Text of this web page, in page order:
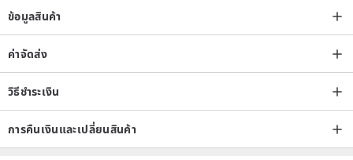
ข้อมูลสินค้า
ค่าจัดส่ง
วิธีชำระเงิน
การคืนเงินและเปลี่ยนสินค้า